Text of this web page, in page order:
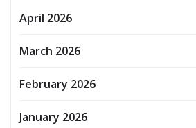
April 2026
March 2026
February 2026
January 2026